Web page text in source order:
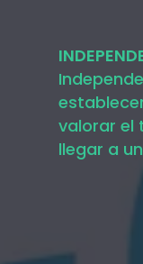
valorar el
llegar a